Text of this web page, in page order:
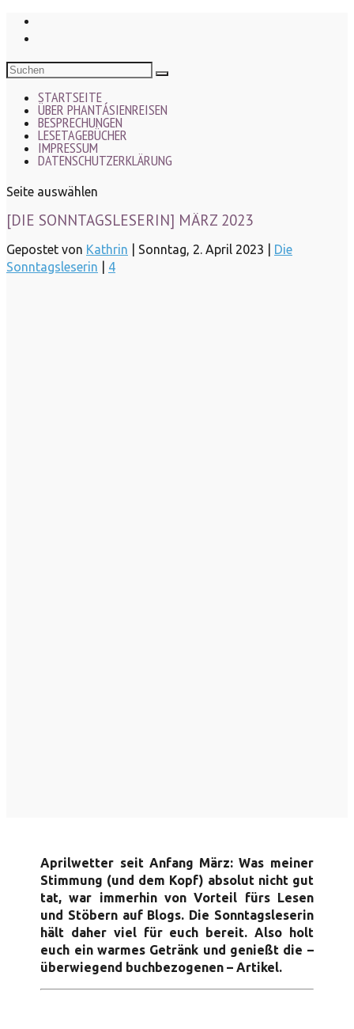
STARTSEITE
ÜBER PHANTÁSIENREISEN
BESPRECHUNGEN
LESETAGEBÜCHER
IMPRESSUM
DATENSCHUTZERKLÄRUNG
Seite auswählen
[DIE SONNTAGSLESERIN] MÄRZ 2023
Gepostet von Kathrin Sonntag, 2. April 2023
Die
Sonntagsleserin
4
Aprilwetter seit Anfang März: Was meiner
Stimmung (und dem Kopf) absolut nicht gut
tat, war immerhin von Vorteil fürs Lesen
und Stöbern auf Blogs. Die Sonntagsleserin
hält daher viel für euch bereit. Also holt
euch ein warmes Getränk und genießt die –
überwiegend buchbezogenen – Artikel.